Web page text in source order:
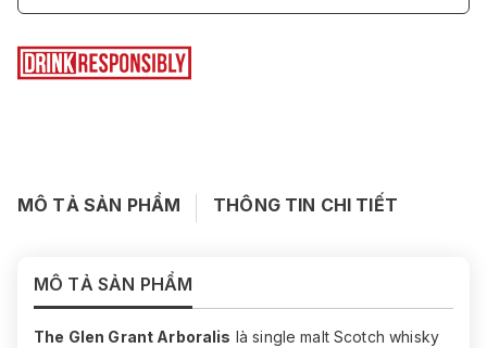
MÔ TẢ SẢN PHẨM THÔNG TIN CHI TIẾT
MÔ TẢ SẢN PHẨM
The Glen Grant Arboralis là single malt Scotch whisky